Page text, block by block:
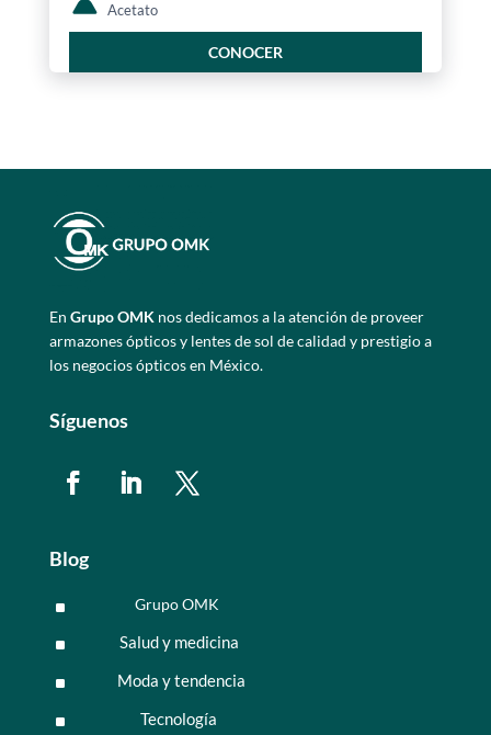
Acetato
CONOCER
En Grupo OMKnos dedicamos a la atención de proveer
armazones ópticos y lentes de sol de calidad y prestigio a
los negocios ópticos en México.
Síguenos
Blog
^ Grupo OMK
^ Salud y medicina
^ Moda y tendencia
^ Tecnología